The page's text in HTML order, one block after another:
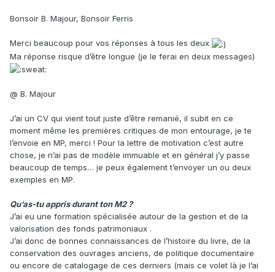
Bonsoir B. Majour, Bonsoir Ferris
Merci beaucoup pour vos réponses à tous les deux
Ma réponse risque d’être longue (je le ferai en deux messages)
@ B. Majour
J’ai un CV qui vient tout juste d’être remanié, il subit en ce
moment même les premières critiques de mon entourage, je te
l’envoie en MP, merci ! Pour la lettre de motivation c’est autre
chose, je n’ai pas de modèle immuable et en général j’y passe
beaucoup de temps… je peux également t’envoyer un ou deux
exemples en MP.
Qu’as-tu appris durant ton M2 ?
J’ai eu une formation spécialisée autour de la gestion et de la
valorisation des fonds patrimoniaux .
J’ai donc de bonnes connaissances de l’histoire du livre, de la
conservation des ouvrages anciens, de politique documentaire
ou encore de catalogage de ces derniers (mais ce volet là je l’ai